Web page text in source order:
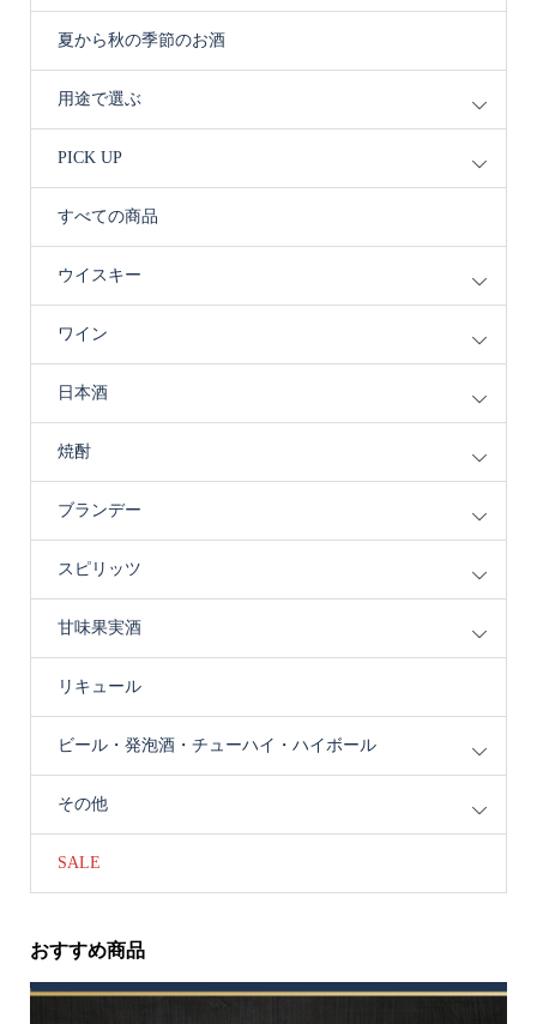
夏から秋の季節のお酒
用途で選ぶ
PICK UP
すべての商品
ウイスキー
ワイン
日本酒
焼酎
ブランデー
スピリッツ
甘味果実酒
リキュール
ビール・発泡酒・チューハイ・ハイボール
その他
SALE
おすすめ商品